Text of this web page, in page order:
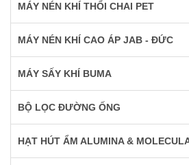
MÁY NÉN KHÍ THỔI CHAI PET
MÁY NÉN KHÍ CAO ÁP JAB - ĐỨC
MÁY SẤY KHÍ BUMA
BỘ LỌC ĐƯỜNG ỐNG
HẠT HÚT ẨM ALUMINA &